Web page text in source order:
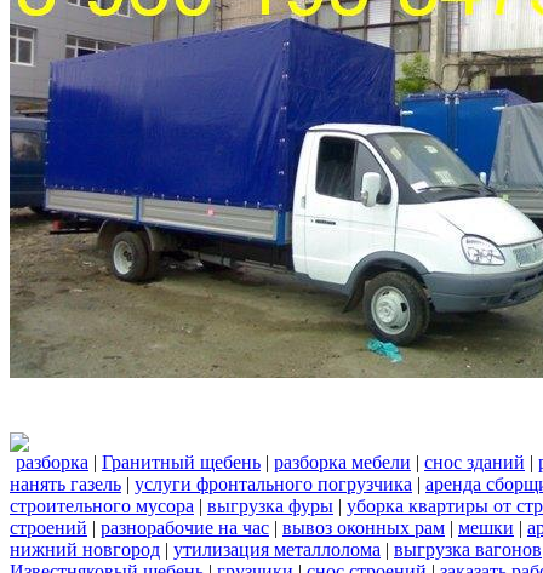
разборка | Гранитный щебень | разборка мебели | снос зданий |
нанять газель | услуги фронтального погрузчика | аренда
строительного мусора | выгрузка фуры | уборка квартиры от
строений | разнорабочие на час | вывоз оконных рам | мешки |
нижний новгород | утилизация металлолома | выгрузка вагонов